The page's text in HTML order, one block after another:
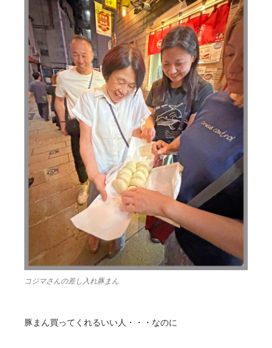
コジマさんの差し入れ豚まん
豚まん買ってくれるいい人・・・なのに